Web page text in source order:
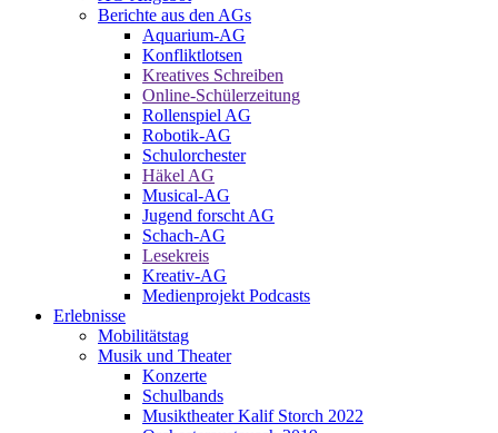
Berichte aus den AGs
Aquarium-AG
Konfliktlotsen
Kreatives Schreiben
Online-Schülerzeitung
Rollenspiel AG
Robotik-AG
Schulorchester
Häkel AG
Musical-AG
Jugend forscht AG
Schach-AG
Lesekreis
Kreativ-AG
Medienprojekt Podcasts
Erlebnisse
Mobilitätstag
Musik und Theater
Konzerte
Schulbands
Musiktheater Kalif Storch 2022